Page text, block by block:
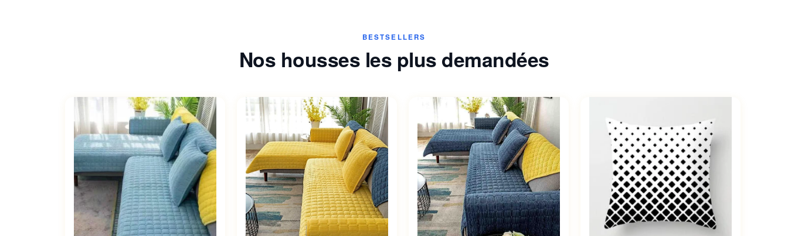
BESTSELLERS
Nos housses les plus demandées